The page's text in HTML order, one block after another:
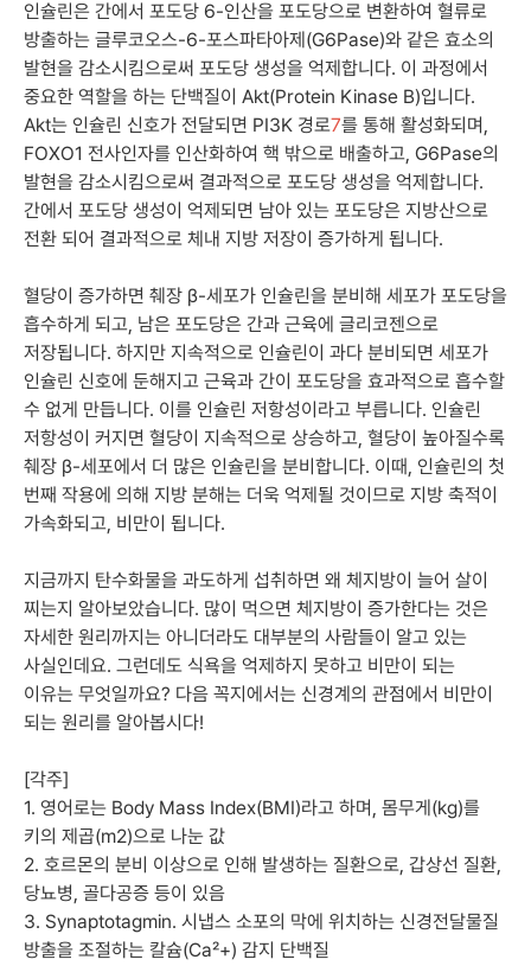
인슐린은 간에서 포도당 6-인산을 포도당으로 변환하여 혈류로
방출하는 글루코오스-6-포스파타아제(G6Pase)와 같은 효소의
발현을 감소시킴으로써 포도당 생성을 억제합니다. 이 과정에서
중요한 역할을 하는 단백질이 Akt(Protein Kinase B)입니다.
Akt는 인슐린 신호가 전달되면 PI3K 경로7를 통해 활성화되며,
FOXO1 전사인자를 인산화하여 핵 밖으로 배출하고, G6Pase의
발현을 감소시킴으로써 결과적으로 포도당 생성을 억제합니다.
간에서 포도당 생성이 억제되면 남아 있는 포도당은 지방산으로
전환 되어 결과적으로 체내 지방 저장이 증가하게 됩니다.
혈당이 증가하면 췌장 β-세포가 인슐린을 분비해 세포가 포도당을
흡수하게 되고, 남은 포도당은 간과 근육에 글리코젠으로
저장됩니다. 하지만 지속적으로 인슐린이 과다 분비되면 세포가
인슐린 신호에 둔해지고 근육과 간이 포도당을 효과적으로 흡수할
수 없게 만듭니다. 이를 인슐린 저항성이라고 부릅니다. 인슐린
저항성이 커지면 혈당이 지속적으로 상승하고, 혈당이 높아질수록
췌장 β-세포에서 더 많은 인슐린을 분비합니다. 이때, 인슐린의 첫
번째 작용에 의해 지방 분해는 더욱 억제될 것이므로 지방 축적이
가속화되고, 비만이 됩니다.
지금까지 탄수화물을 과도하게 섭취하면 왜 체지방이 늘어 살이
찌는지 알아보았습니다. 많이 먹으면 체지방이 증가한다는 것은
자세한 원리까지는 아니더라도 대부분의 사람들이 알고 있는
사실인데요. 그런데도 식욕을 억제하지 못하고 비만이 되는
이유는 무엇일까요? 다음 꼭지에서는 신경계의 관점에서 비만이
되는 원리를 알아봅시다!
[각주]
1. 영어로는 Body Mass Index(BMI)라고 하며, 몸무게(kg)를
키의 제곱(m2)으로 나눈 값
2. 호르몬의 분비 이상으로 인해 발생하는 질환으로, 갑상선 질환,
당뇨병, 골다공증 등이 있음
3. Synaptotagmin. 시냅스 소포의 막에 위치하는 신경전달물질
방출을 조절하는 칼슘(Ca²+) 감지 단백질